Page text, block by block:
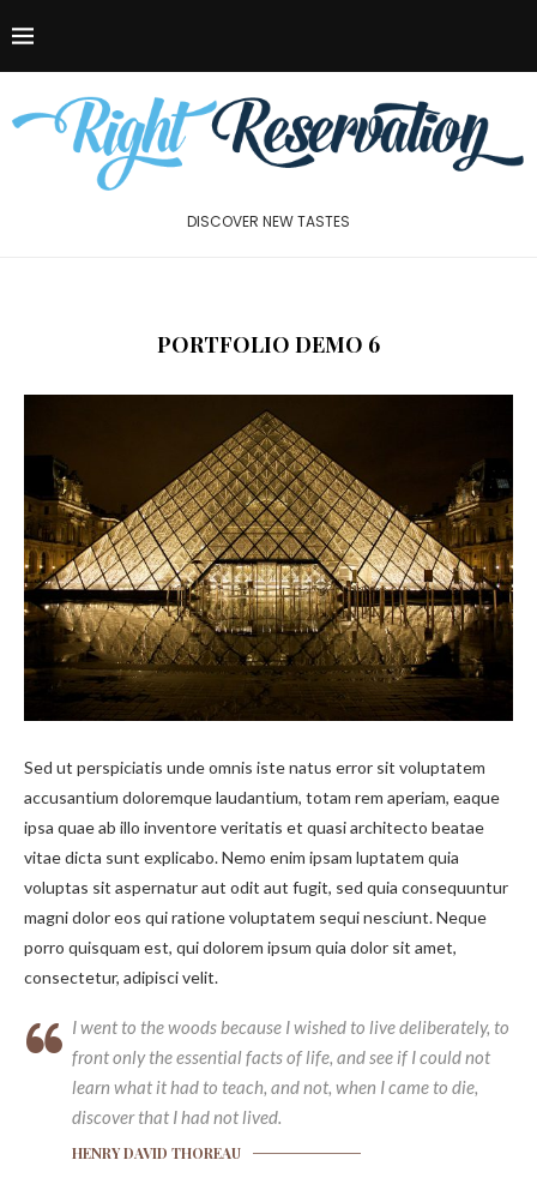
DISCOVER NEW TASTES
PORTFOLIO DEMO 6
Sed ut perspiciatis unde omnis iste natus error sit voluptatem
accusantium doloremque laudantium, totam rem aperiam, eaque
ipsa quae ab illo inventore veritatis et quasi architecto beatae
vitae dicta sunt explicabo. Nemo enim ipsam luptatem quia
voluptas sit aspernatur aut odit aut fugit, sed quia consequuntur
magni dolor eos qui ratione voluptatem sequi nesciunt. Neque
porro quisquam est, qui dolorem ipsum quia dolor sit amet,
consectetur, adipisci velit.
I went to the woods because I wished to live deliberately, to
front only the essential facts of life, and see if I could not
learn what it had to teach, and not, when I came to die,
discover that I had not lived.
HENRY DAVID THOREAU